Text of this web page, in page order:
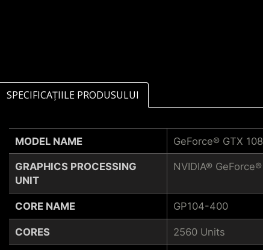
SPECIFICAȚIILE PRODUSULUI
MODEL NAME
GRAPHICS PROCESSING
UNIT
CORE NAME
CORES
GeForce® GTX
NVIDIA®
GP104-400
2560 Units